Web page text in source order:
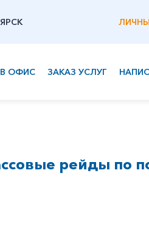
ОФИС ЗАКАЗ УСЛУГ
рейды по